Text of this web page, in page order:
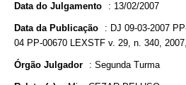
Data do Julgamento : 13/02/2007
Data da Publicação : DJ 09-03-2007
04 PP-00670 LEXSTF v. 29, n. 340,
Órgão Julgador : Segunda Turma